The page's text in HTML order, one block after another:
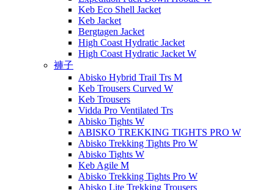
Keb Eco Shell Jacket
Keb Jacket
Bergtagen Jacket
High Coast Hydratic Jacket
High Coast Hydratic Jacket W
褲子
Abisko Hybrid Trail Trs M
Keb Trousers Curved W
Keb Trousers
Vidda Pro Ventilated Trs
Abisko Tights W
ABISKO TREKKING TIGHTS PRO W
Abisko Trekking Tights Pro W
Abisko Tights W
Keb Agile M
Abisko Trekking Tights Pro W
Abisko Lite Trekking Trousers